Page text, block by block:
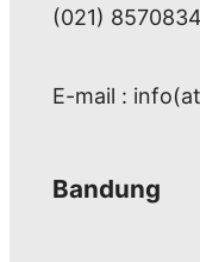
(021) 8570834
E-mail :
Bandung